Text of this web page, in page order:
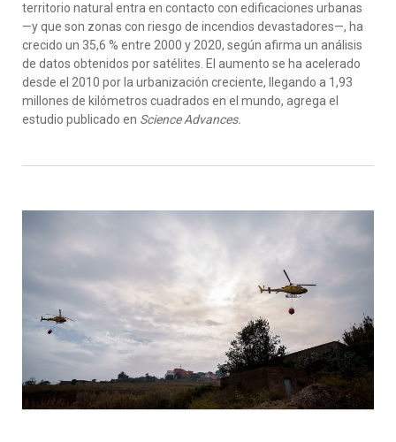
territorio natural entra en contacto con edificaciones urbanas
—y que son zonas con riesgo de incendios devastadores—, ha
crecido un 35,6 % entre 2000 y 2020, según afirma un análisis
de datos obtenidos por satélites. El aumento se ha acelerado
desde el 2010 por la urbanización creciente, llegando a 1,93
millones de kilómetros cuadrados en el mundo, agrega el
estudio publicado en Science Advances.